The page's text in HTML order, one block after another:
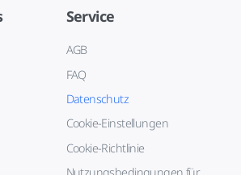
Service
AGB
FAQ
Datenschutz
Cookie-Einstellungen
Cookie-Richtlinie